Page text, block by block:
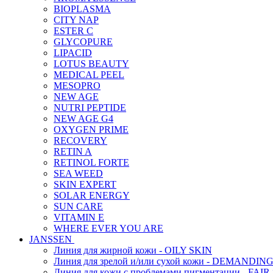
BIOPLASMA
CITY NAP
ESTER C
GLYCOPURE
LIPACID
LOTUS BEAUTY
MEDICAL PEEL
MESOPRO
NEW AGE
NUTRI PEPTIDE
NEW AGE G4
OXYGEN PRIME
RECOVERY
RETIN A
RETINOL FORTE
SEA WEED
SKIN EXPERT
SOLAR ENERGY
SUN CARE
VITAMIN E
WHERE EVER YOU ARE
JANSSEN
Линия для жирной кожи - OILY SKIN
Линия для зрелой и/или сухой кожи -